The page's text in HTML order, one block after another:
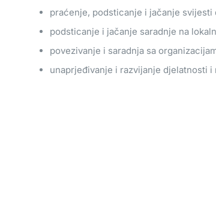
praćenje, podsticanje i jačanje
podsticanje i jačanje saradnje na
povezivanje i saradnja sa
unaprjeđivanje i razvijanje djelatnosti